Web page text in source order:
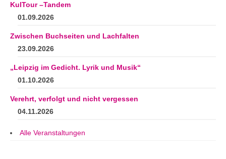
Leipziger Lyrikbibliothek
Mitglied werden
KulTour –Tandem
01.09.2026
Zwischen Buchseiten und Lachfalten
23.09.2026
„Leipzig im Gedicht. Lyrik und Musik“
01.10.2026
Verehrt, verfolgt und nicht vergessen
04.11.2026
Alle Veranstaltungen